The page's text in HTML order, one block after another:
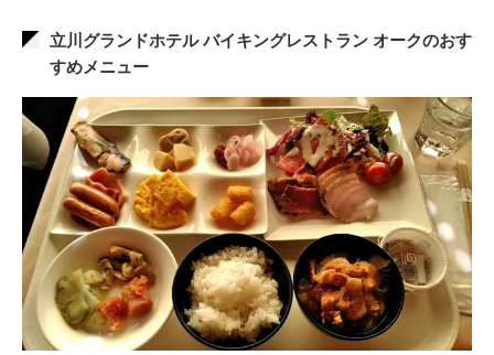
立川グランドホテル バイキングレストラン オークのおす
すめメニュー